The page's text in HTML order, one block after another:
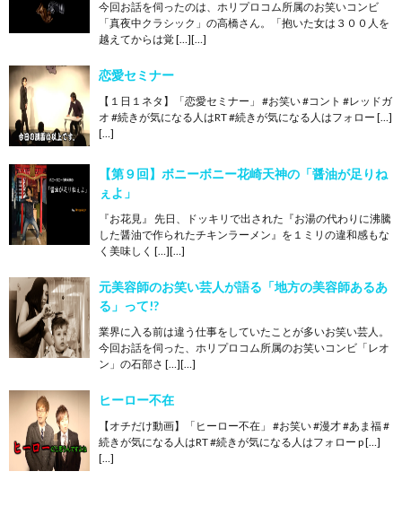
今回お話を伺ったのは、ホリプロコム所属のお笑いコンビ
「真夜中クラシック」の高橋さん。「抱いた女は３００人を
越えてからは覚 […][…]
恋愛セミナー
【１日１ネタ】「恋愛セミナー」 #お笑い #コント #レッドガ
オ #続きが気になる人はRT #続きが気になる人はフォロー […]
[…]
【第９回】ボニーボニー花崎天神の「醤油が足りね
ぇよ」
『お花見』 先日、ドッキリで出された『お湯の代わりに沸騰
した醤油で作られたチキンラーメン』を１ミリの違和感もな
く美味しく […][…]
元美容師のお笑い芸人が語る「地方の美容師あるあ
る」って!?
業界に入る前は違う仕事をしていたことが多いお笑い芸人。
今回お話を伺った、ホリプロコム所属のお笑いコンビ「レオ
ン」の石部さ […][…]
ヒーロー不在
【オチだけ動画】「ヒーロー不在」 #お笑い #漫才 #あま福 #
続きが気になる人はRT #続きが気になる人はフォロー p […]
[…]